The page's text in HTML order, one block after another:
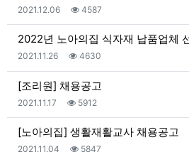
등록일
2021.12.06 조회
4587
2022년 노아의집 식자재 납품업체
등록일
2021.11.26 조회
4630
[조리원] 채용공고
등록일
2021.11.17 조회
5912
[노아의집] 생활재활교사 채용공고
등록일
2021.11.04 조회
5847